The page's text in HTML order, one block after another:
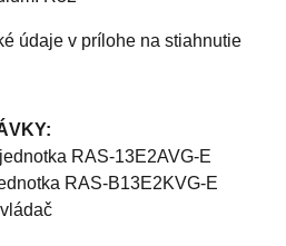
údaje v prílohe na stiahnutie
RAS-13E2AVG-E
RAS-B13E2KVG-E